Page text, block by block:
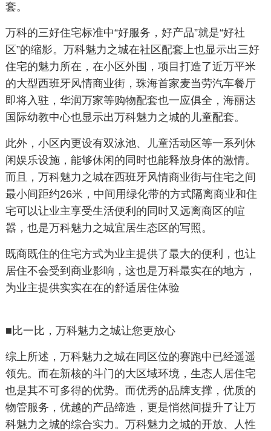
套。
万科的三好住宅标准中“好服务，好产品”就是“好社
区”的缩影。万科魅力之城在社区配套上也显示出三好
住宅的魅力所在，在小区外围，项目打造了近万平米
的大型西班牙风情商业街，珠海首家麦当劳汽车餐厅
即将入驻，华润万家等购物配套也一应俱全，海丽达
国际幼教中心也显示出万科魅力之城的儿童配套。
此外，小区内更设有双泳池、儿童活动区等一系列休
闲娱乐设施，能够休闲的同时也能释放身体的激情。
而且，万科魅力之城在西班牙风情商业街与住宅之间
最小间距约26米，中间用绿化带的方式隔离商业和住
宅可以让业主享受生活便利的同时又远离商区的喧
嚣，也是万科魅力之城宜居生态区的写照。
既商既住的住宅方式为业主提供了最大的便利，也让
居住不会受到商业影响，这也是万科最实在的地方，
为业主提供实实在在的舒适居住体验
■比一比，万科魅力之城让您更放心
综上所述，万科魅力之城在同区位的赛跑中已经遥遥
领先。而在新核的斗门的大区域环境，生态人居住宅
也是其不可多得的优势。而优秀的品牌支撑，优质的
物管服务，优越的产品缔造，更是悄然间提升了让万
科魅力之城的综合实力。万科魅力之城的开放、人性